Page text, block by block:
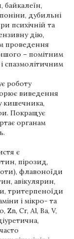
байкалеїн,
дубильні
психічній та
дію,
проведення
– помітним
спазмолітичним
роботу
виведення
кишечника,
Покращує
органам
є
пірозид,
флавоноїди
авікулярин,
тритерпеноїди
і мікро- та
Zn, Cr, Al, Ba, V,